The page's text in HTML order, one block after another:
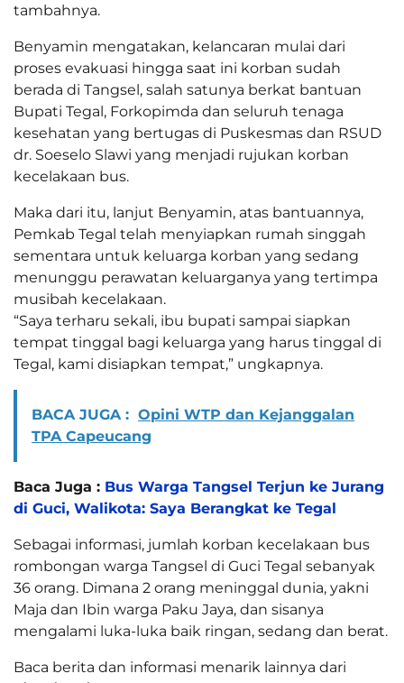
tambahnya.
Benyamin mengatakan, kelancaran mulai dari
proses evakuasi hingga saat ini korban sudah
berada di Tangsel, salah satunya berkat bantuan
Bupati Tegal, Forkopimda dan seluruh tenaga
kesehatan yang bertugas di Puskesmas dan RSUD
dr. Soeselo Slawi yang menjadi rujukan korban
kecelakaan bus.
Maka dari itu, lanjut Benyamin, atas bantuannya,
Pemkab Tegal telah menyiapkan rumah singgah
sementara untuk keluarga korban yang sedang
menunggu perawatan keluarganya yang tertimpa
musibah kecelakaan.
“Saya terharu sekali, ibu bupati sampai siapkan
tempat tinggal bagi keluarga yang harus tinggal di
Tegal, kami disiapkan tempat,” ungkapnya.
BACA JUGA : Opini WTP dan Kejanggalan
TPA Capeucang
Baca Juga : Bus Warga Tangsel Terjun ke Jurang
di Guci, Walikota: Saya Berangkat ke Tegal
Sebagai informasi, jumlah korban kecelakaan bus
rombongan warga Tangsel di Guci Tegal sebanyak
36 orang. Dimana 2 orang meninggal dunia, yakni
Maja dan Ibin warga Paku Jaya, dan sisanya
mengalami luka-luka baik ringan, sedang dan berat.
Baca berita dan informasi menarik lainnya dari